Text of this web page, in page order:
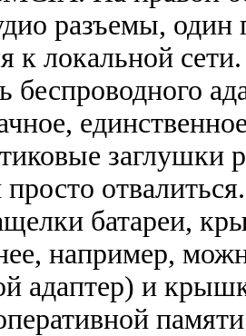
разъемы,
к локальной
беспроводного
заглушки
батареи,
например,
адаптер) и